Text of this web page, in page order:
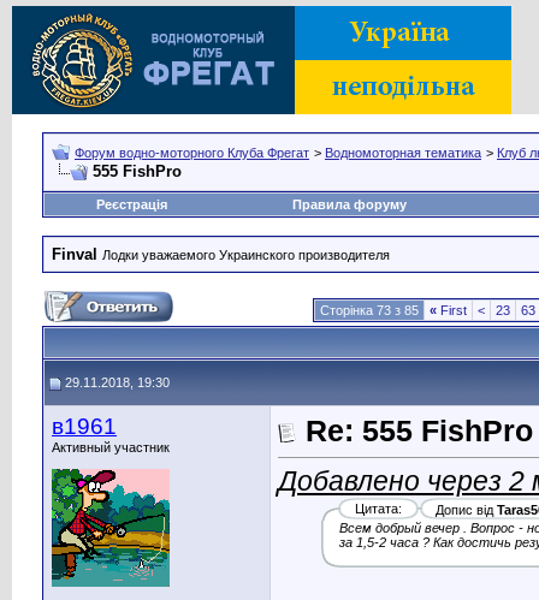
Форум водно-моторного Клуба Фрегат > Водномоторная тематика > Клуб
555 FishPro
Реєстрація Правила форуму
Finval Лодки уважаемого Украинского производителя
Сторінка 73 з 85 « First < 23 63
29.11.2018, 19:30
в1961
Активный участник Re: 555 FishPro
Добавлено через
Цитата: Допис від
Всем добрый вечер . Вопрос -
за 1,5-2 часа ? Как достичь